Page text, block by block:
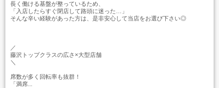
長く働ける基盤が整っているため、
「入店したらすぐ閉店して路頭に迷った…」
そんな辛い経験があった方は、是非安心して当店をお選び下さい◎
／
藤沢トップクラスの広さ×大型店舗
＼
席数が多く回転率も抜群！
「満席...